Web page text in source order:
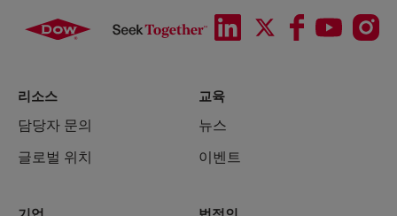
리소스
담당자 문의
글로벌 위치
교육
뉴스
이벤트